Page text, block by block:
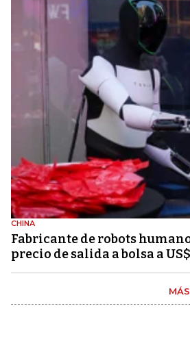
CHINA
Fabricante de robots
precio de salida a bolsa a